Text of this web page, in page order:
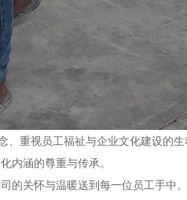
、重视员工福祉与企业文化建设的
内涵的尊重与传承。
的关怀与温暖送到每一位员工手中